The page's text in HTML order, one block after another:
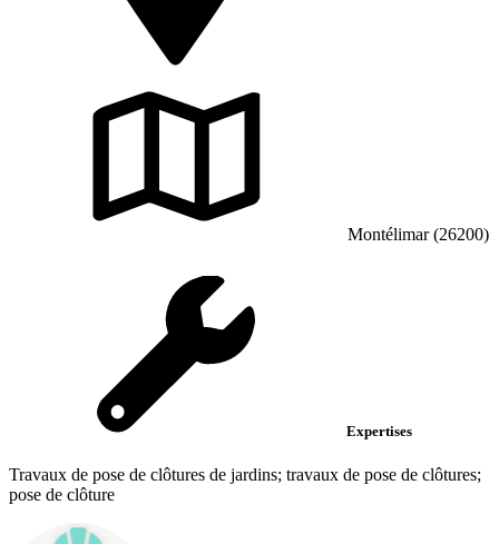
Montélimar (26200)
Expertises
Travaux de pose de clôtures de jardins; travaux de pose de clôtures;
pose de clôture